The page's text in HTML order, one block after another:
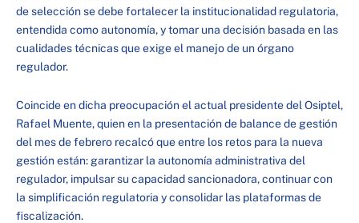
de selección se debe fortalecer la institucionalidad regulatoria,
entendida como autonomía, y tomar una decisión basada en las
cualidades técnicas que exige el manejo de un órgano
regulador.
Coincide en dicha preocupación el actual presidente del Osiptel,
Rafael Muente, quien en la presentación de balance de gestión
del mes de febrero recalcó que entre los retos para la nueva
gestión están: garantizar la autonomía administrativa del
regulador, impulsar su capacidad sancionadora, continuar con
la simplificación regulatoria y consolidar las plataformas de
fiscalización.